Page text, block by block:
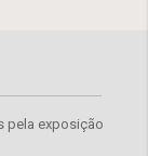
pela exposição